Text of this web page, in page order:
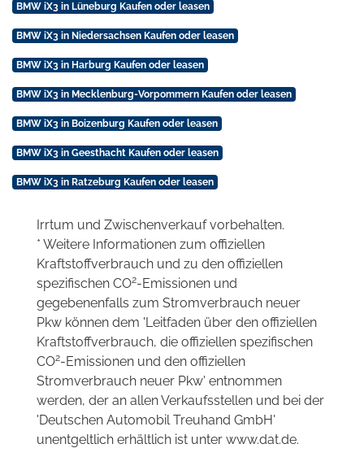
BMW iX3 in Lüneburg Kaufen oder leasen
BMW iX3 in Niedersachsen Kaufen oder leasen
BMW iX3 in Harburg Kaufen oder leasen
BMW iX3 in Mecklenburg-Vorpommern Kaufen oder leasen
BMW iX3 in Boizenburg Kaufen oder leasen
BMW iX3 in Geesthacht Kaufen oder leasen
BMW iX3 in Ratzeburg Kaufen oder leasen
Irrtum und Zwischenverkauf vorbehalten.
* Weitere Informationen zum offiziellen
Kraftstoffverbrauch und zu den offiziellen
spezifischen CO2-Emissionen und
gegebenenfalls zum Stromverbrauch neuer
Pkw können dem 'Leitfaden über den offiziellen
Kraftstoffverbrauch, die offiziellen spezifischen
CO2-Emissionen und den offiziellen
Stromverbrauch neuer Pkw' entnommen
werden, der an allen Verkaufsstellen und bei der
'Deutschen Automobil Treuhand GmbH'
unentgeltlich erhältlich ist unter www.dat.de.